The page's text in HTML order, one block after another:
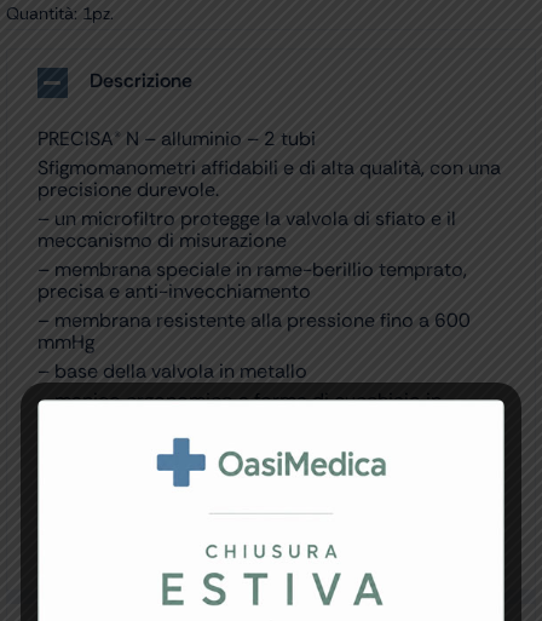
Quantità: 1pz.
Descrizione
PRECISA® N – alluminio – 2 tubi
Sfigmomanometri affidabili e di alta qualità, con una
precisione durevole.
– un microfiltro protegge la valvola di sfiato e il
meccanismo di misurazione
– membrana speciale in rame-berillio temprato,
precisa e anti-invecchiamento
– membrana resistente alla pressione fino a 600
mmHg
– base della valvola in metallo
– manico ergonomico a forma di cucchiaio in
– quadrante lineare in alluminio inclinato da 0 a 300
mmHg (facilmente leggible)
chiusura velcro, in borsa di similpelle.